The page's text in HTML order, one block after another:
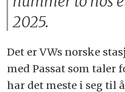
2025.
Det er VWs norske
med Passat som taler
har det meste i seg til